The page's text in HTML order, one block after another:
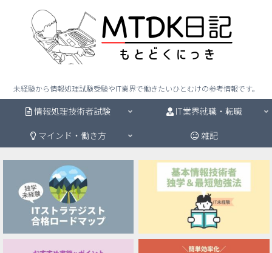
未経験から情報処理試験受験やIT業界で働きたいひとむけの参考情報です。
情報処理技術者試験
IT業界就職・転職
マインド・働き方
雑記